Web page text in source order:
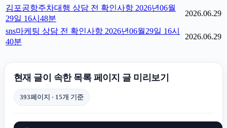
김포공항주차대행 상담 전 확인사항 2026년06월
29일 16시48분
2026.06.29
sns마케팅 상담 전 확인사항 2026년06월29일 16시
40분
2026.06.29
현재 글이 속한 목록 페이지 글 미리보기
393페이지 · 15개 기준